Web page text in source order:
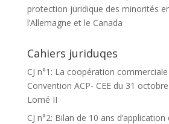
protection juridique des minorités
l’Allemagne et le Canada
Cahiers juriduqes
CJ n°1: La coopération
Convention ACP- CEE du 31
Lomé II
CJ n°2: Bilan de 10 ans